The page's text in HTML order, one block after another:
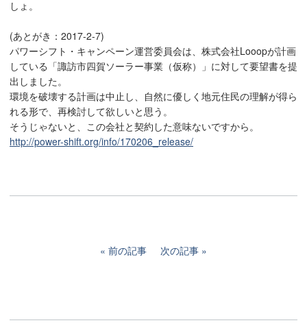
しょ。
(あとがき：2017-2-7)
パワーシフト・キャンペーン運営委員会は、株式会社Looopが計画
している「諏訪市四賀ソーラー事業（仮称）」に対して要望書を提
出しました。
環境を破壊する計画は中止し、自然に優しく地元住民の理解が得ら
れる形で、再検討して欲しいと思う。
そうじゃないと、この会社と契約した意味ないですから。
http://power-shift.org/info/170206_release/
前の記事 次の記事